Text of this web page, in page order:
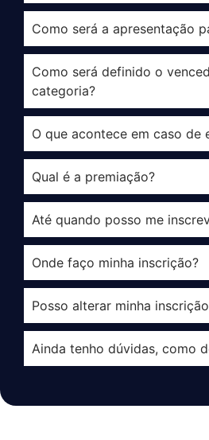
Como será a apresentação
Como será definido o
categoria?
O que acontece em caso de
Qual é a premiação?
Até quando posso me
Onde faço minha inscrição?
Posso alterar minha
Ainda tenho dúvidas, como